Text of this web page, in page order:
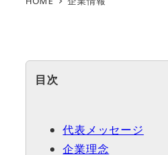
目次
代表メッセージ
企業理念